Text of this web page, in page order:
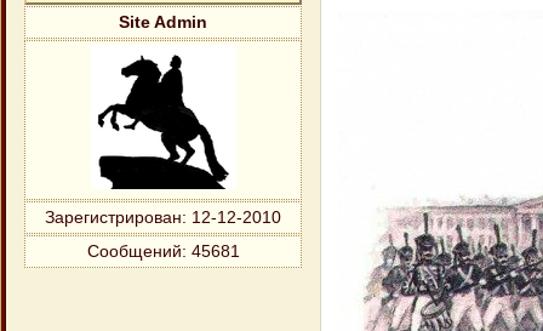
Site Admin
Зарегистрирован: 12-12-2010
Сообщений: 45681